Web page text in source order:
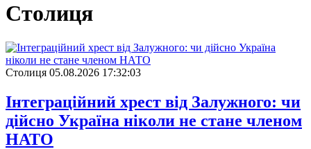
Столиця
Столиця 05.08.2026 17:32:03
Інтеграційний хрест від Залужного: чи
дійсно Україна ніколи не стане членом
НАТО